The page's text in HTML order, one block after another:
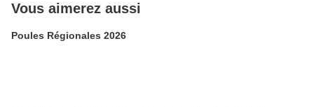
Vous aimerez aussi
Poules Régionales 2026